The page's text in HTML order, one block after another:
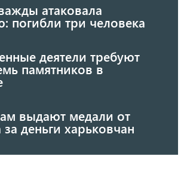
атаковала
погибли три человека
деятели требуют
памятников в
выдают медали от
за деньги харьковчан